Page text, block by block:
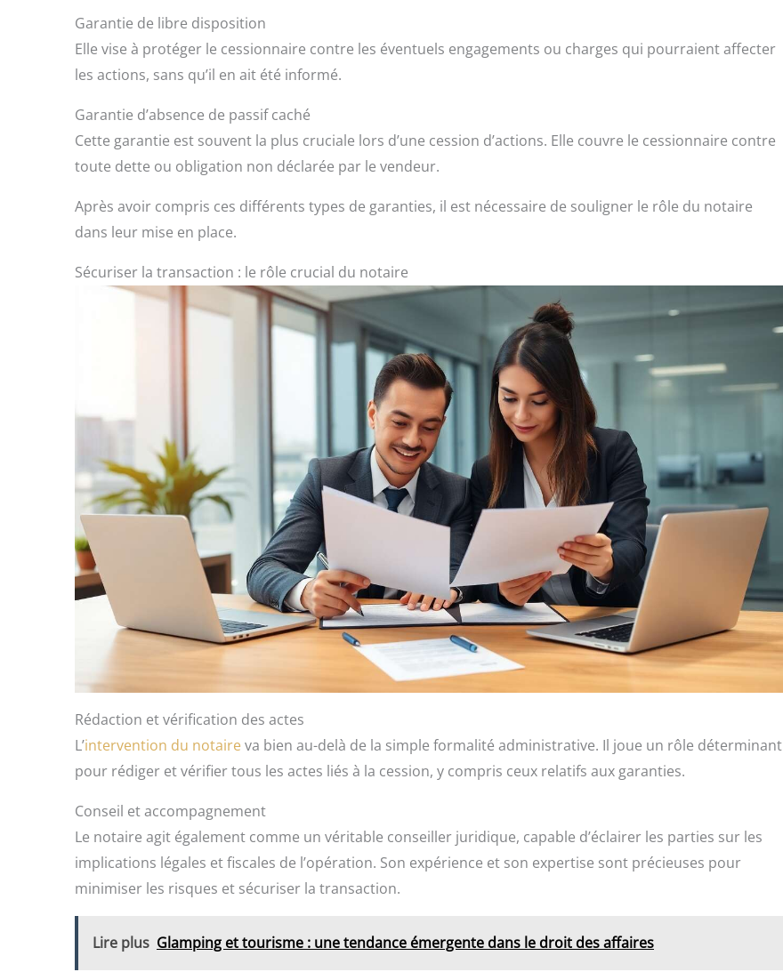
Garantie de libre disposition
Elle vise à protéger le cessionnaire contre les éventuels engagements ou charges qui pourraient affecter
les actions, sans qu’il en ait été informé.
Garantie d’absence de passif caché
Cette garantie est souvent la plus cruciale lors d’une cession d’actions. Elle couvre le cessionnaire contre
toute dette ou obligation non déclarée par le vendeur.
Après avoir compris ces différents types de garanties, il est nécessaire de souligner le rôle du notaire
dans leur mise en place.
Sécuriser la transaction : le rôle crucial du notaire
Rédaction et vérification des actes
L’intervention du notaireva bien au-delà de la simple formalité administrative. Il joue un rôle déterminant
pour rédiger et vérifier tous les actes liés à la cession, y compris ceux relatifs aux garanties.
Conseil et accompagnement
Le notaire agit également comme un véritable conseiller juridique, capable d’éclairer les parties sur les
implications légales et fiscales de l’opération. Son expérience et son expertise sont précieuses pour
minimiser les risques et sécuriser la transaction.
Lire plus Glamping et tourisme : une tendance émergente dans le droit des affaires